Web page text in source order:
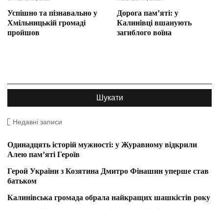
Успішно та пізнавально у
Хмільницькій громаді
пройшов
Дорога пам’яті: у
Калинівці вшанують
загиблого воїна
Недавні записи
Одинадцять історій мужності: у Журавному відкрили
Алею пам’яті Героїв
Герой України з Козятина Дмитро Фінашин уперше став
батьком
Калинівська громада обрала найкращих шашкістів року